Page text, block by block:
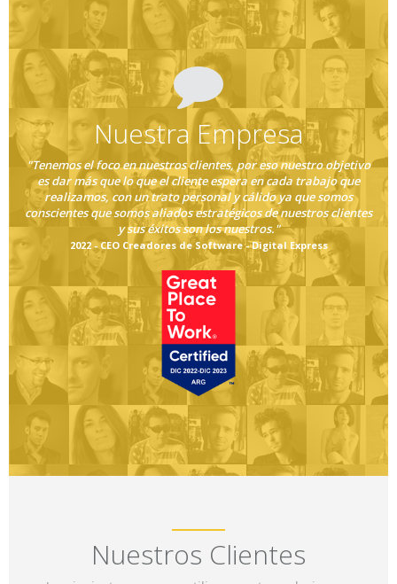
Nuestra Empresa
"Tenemos el foco en nuestros clientes, por eso nuestro objetivo
es dar más que lo que el cliente espera en cada trabajo que
realizamos, con un trato personal y cálido ya que somos
conscientes que somos aliados estratégicos de nuestros clientes
y sus éxitos son los nuestros."
2022 - CEO Creadores de Software - Digital Express
Nuestros Clientes